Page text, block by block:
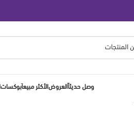
وصل حديثاً العروض الأكثر مبيعاَبوكسات